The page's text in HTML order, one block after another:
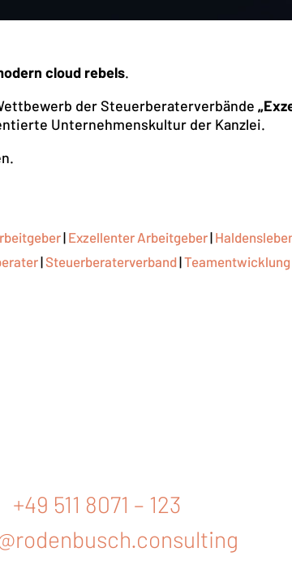
cloud rebels.
der Steuerberaterverbände
Unternehmenskultur der Kanzlei.
| Exzellenter Arbeitgeber|
|Steuerberaterverband|Teamentwicklung
+49 511 8071 – 123